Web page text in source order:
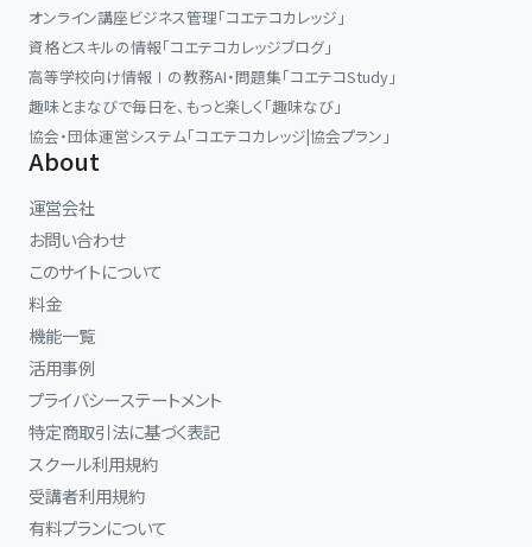
オンライン講座ビジネス管理「コエテコカレッジ」
資格とスキルの情報「コエテコカレッジブログ」
高等学校向け情報Ⅰの教務AI・問題集「コエテコStudy」
趣味とまなびで毎日を、もっと楽しく「趣味なび」
協会・団体運営システム「コエテコカレッジ|協会プラン」
About
運営会社
お問い合わせ
このサイトについて
料金
機能一覧
活用事例
プライバシーステートメント
特定商取引法に基づく表記
スクール利用規約
受講者利用規約
有料プランについて